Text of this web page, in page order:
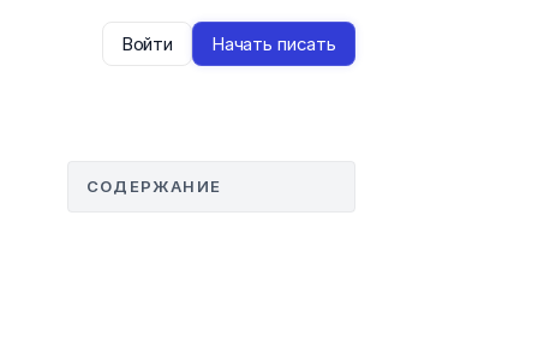
Войти Начать писать
СОДЕРЖАНИЕ